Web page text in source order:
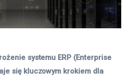
systemu ERP (Enterprise
się kluczowym krokiem dla